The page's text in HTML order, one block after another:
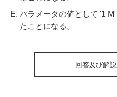
パラメータの値として '1
たことになる。
回答及び解